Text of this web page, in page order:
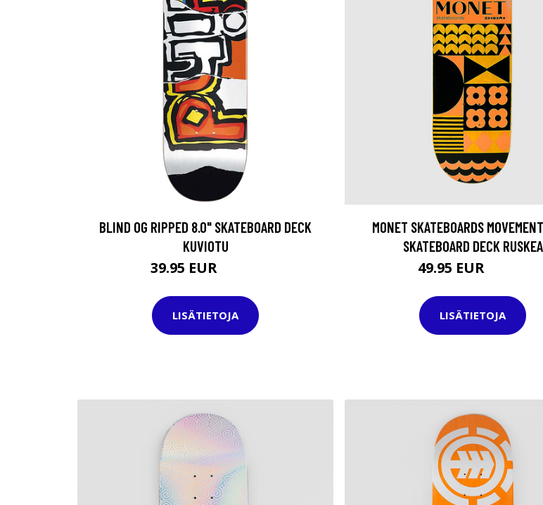
BLIND OG RIPPED 8.0" SKATEBOARD DECK
KUVIOTU
39.95 EUR
LISÄTIETOJA
MONET SKATEBOARDS
SKATEBOARD DECK RUSKEA
49.95 EUR
LISÄTIETOJA